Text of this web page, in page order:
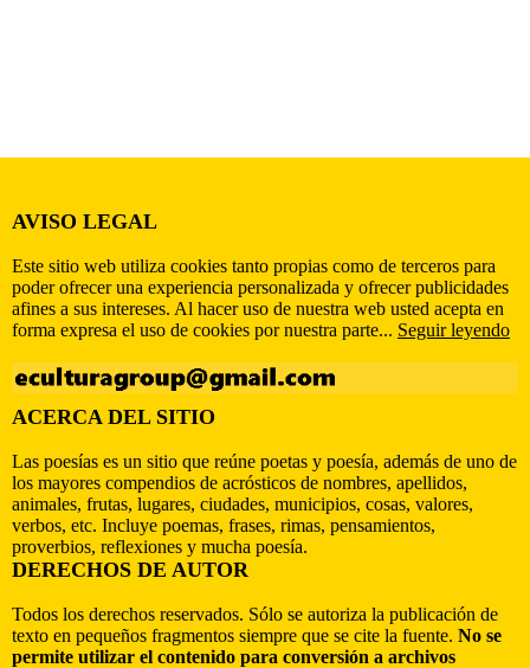
AVISO LEGAL
Este sitio web utiliza cookies tanto propias como de terceros para
poder ofrecer una experiencia personalizada y ofrecer publicidades
afines a sus intereses. Al hacer uso de nuestra web usted acepta en
forma expresa el uso de cookies por nuestra parte... Seguir leyendo
ACERCA DEL SITIO
Las poesías es un sitio que reúne poetas y poesía, además de uno de
los mayores compendios de acrósticos de nombres, apellidos,
animales, frutas, lugares, ciudades, municipios, cosas, valores,
verbos, etc. Incluye poemas, frases, rimas, pensamientos,
proverbios, reflexiones y mucha poesía.
DERECHOS DE AUTOR
Todos los derechos reservados. Sólo se autoriza la publicación de
texto en pequeños fragmentos siempre que se cite la fuente. No se
permite utilizar el contenido para conversión a archivos